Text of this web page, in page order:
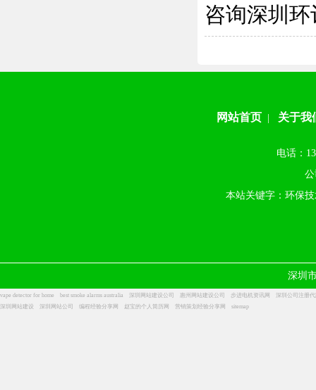
咨询深圳
网站首页 关于我
电话：
本站关键字：环保
深圳
vape detector for home best smoke alarms australia 深圳网站建设公司 惠州网站建设公司 步进电机资讯网
深圳公司注册
深圳网站建设
深圳网站公司 编程经验分享网 赵宝的个人简历网 营销策划经验分享网 sitemap